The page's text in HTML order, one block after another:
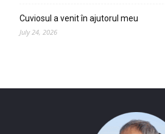
Cuviosul a venit în ajutorul meu
July 24, 2026